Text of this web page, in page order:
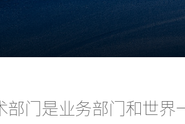
部门是业务部门和世界